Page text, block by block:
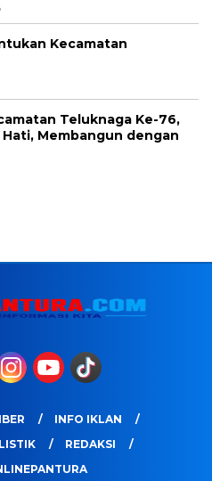
Kecamatan
Teluknaga Ke-76,
Membangun dengan
INFO IKLAN
REDAKSI